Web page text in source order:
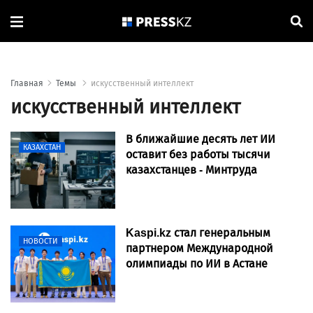
Главная Темы искусственный интеллект
искусственный интеллект
КАЗАХСТАН
В ближайшие десять лет ИИ
оставит без работы тысячи
казахстанцев - Минтруда
НОВОСТИ
Kaspi.kz стал генеральным
партнером Международной
олимпиады по ИИ в Астане